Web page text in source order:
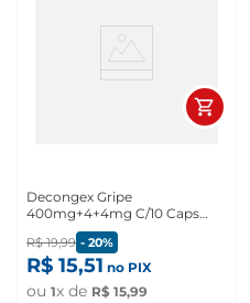
Decongex Gripe
400mg+4+4mg C/10 Caps
R$ 19,99 - 20%
R$ 15,51 no PIX
ou 1x de R$ 15,99